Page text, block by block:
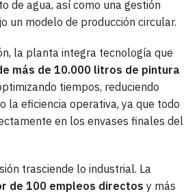
de agua, así como una gestión
un modelo de producción circular.
la planta integra tecnología que
más de 10.000 litros de pintura
tiempos, reduciendo
la eficiencia operativa, ya que todo
en los envases finales del
trasciende lo industrial. La
de 100 empleos directos y más